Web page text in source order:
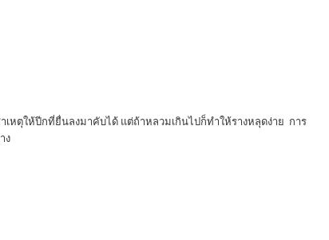
าเหตุให้ปีกที่ยื่นลงมาคับได้ แต่ถ้าหลวมเกินไปก็ทำให้รางหลุดง่าย การ
ง